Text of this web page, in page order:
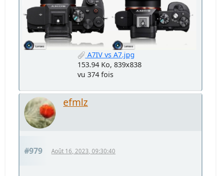
A7IV vs A7.jpg
153.94 Ko, 839x838
vu 374 fois
efmlz
#979 Août 16, 2023, 09:30:40